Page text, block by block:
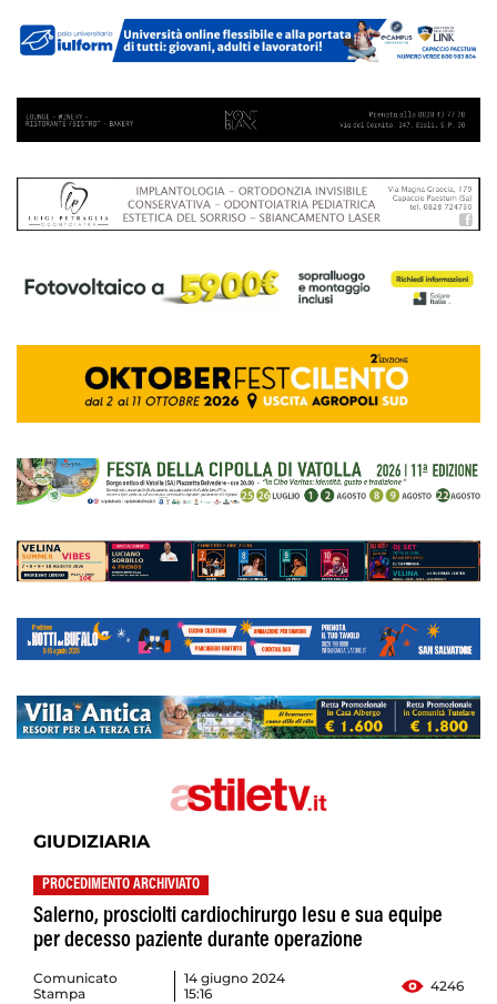
GIUDIZIARIA
PROCEDIMENTO ARCHIVIATO
Salerno, prosciolti cardiochirurgo Iesu e sua equipe
per decesso paziente durante operazione
Comunicato
Stampa
14 giugno 2024
15:16
4246